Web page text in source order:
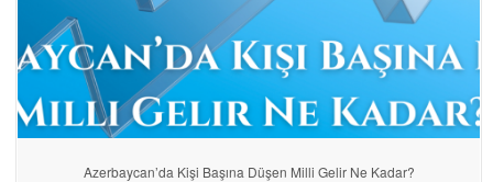
Azerbaycan’da Kişi Başına Düşen Milli Gelir Ne Kadar?